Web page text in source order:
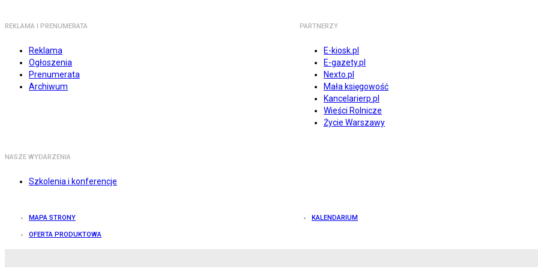
REKLAMA I PRENUMERATA
Reklama
Ogłoszenia
Prenumerata
Archiwum
PARTNERZY
E-kiosk.pl
E-gazety.pl
Nexto.pl
Mała księgowość
Kancelarierp.pl
Wieści Rolnicze
Życie Warszawy
NASZE WYDARZENIA
Szkolenia i konferencje
MAPA STRONY KALENDARIUM
OFERTA PRODUKTOWA